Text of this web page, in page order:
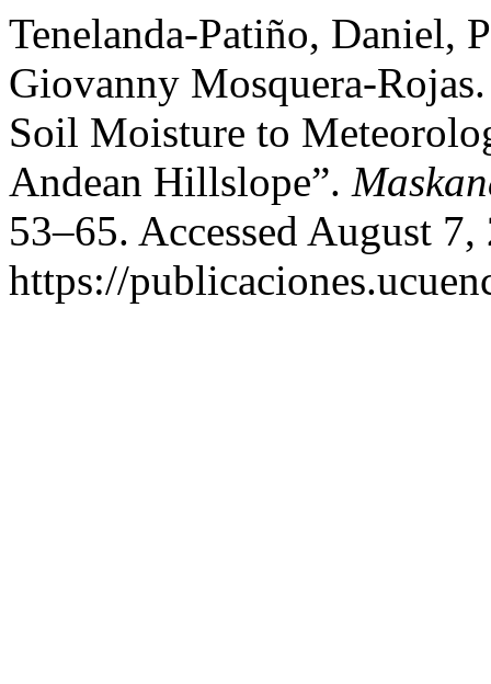
Tenelanda-Patiño, Daniel,
Giovanny Mosquera-
Soil Moisture to
Andean Hillslope”.
53–65. Accessed August 7,
https://